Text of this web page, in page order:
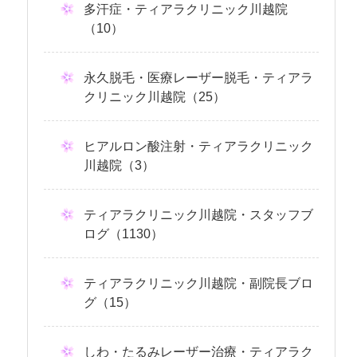
多汗症・ティアラクリニック川越院
（10）
永久脱毛・医療レーザー脱毛・ティアラ
クリニック川越院（25）
ヒアルロン酸注射・ティアラクリニック
川越院（3）
ティアラクリニック川越院・スタッフブ
ログ（1130）
ティアラクリニック川越院・副院長ブロ
グ（15）
しわ・たるみレーザー治療・ティアラク